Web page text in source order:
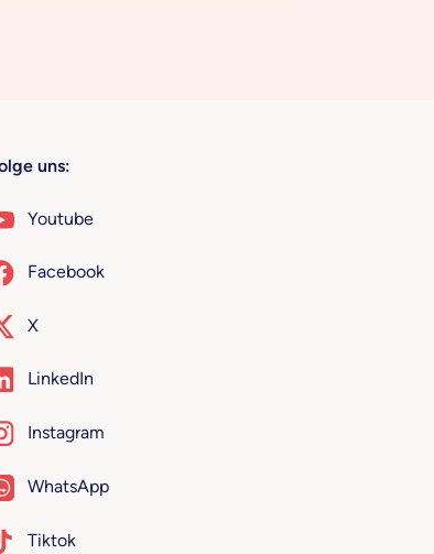
uns:
Youtube
Facebook
X
LinkedIn
Instagram
WhatsApp
Tiktok